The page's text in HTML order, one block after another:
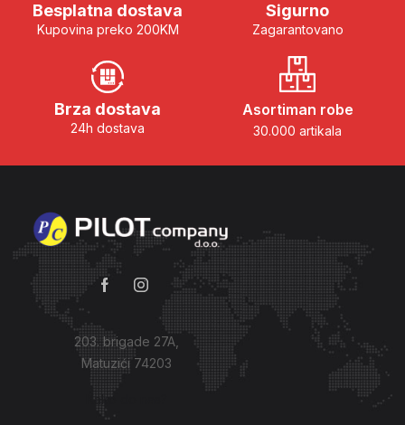
Besplatna dostava
Kupovina preko 200KM
Sigurno
Zagarantovano
Brza dostava
24h dostava
Asortiman robe
30.000 artikala
203. brigade 27A,
Matuzići 74203
Kako do nas?